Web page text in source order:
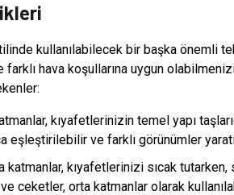
kullanılabilecek bir başka önemli
hava koşullarına uygun
kıyafetlerinizin temel yapı
eşleştirilebilir ve farklı görünümler
katmanlar, kıyafetlerinizi sıcak tutarken,
ceketler, orta katmanlar olarak